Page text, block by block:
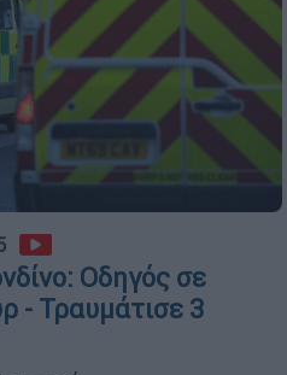
Οδηγός σε
- Τραυμάτισε 3